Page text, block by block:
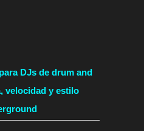
DJs de drum and
velocidad y estilo